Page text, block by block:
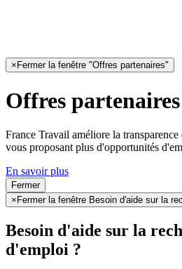
× Fermer la fenêtre "Offres partenaires"
Offres partenaires
France Travail améliore la
vous proposant plus d'opportunités
En savoir plus
Fermer
× Fermer la fenêtre Besoin d'aide sur la
Besoin d'aide sur la
d'emploi ?